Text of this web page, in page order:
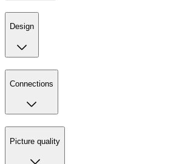
Design
Connections
Picture quality